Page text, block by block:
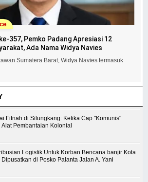
357, Pemko Padang Apresiasi 12
Ada Nama Widya Navies
Sumatera Barat, Widya Navies termasuk
Fitnah di Silungkang: Ketika Cap "Komunis"
Alat Pembantaian Kolonial
Logistik Untuk Korban Bencana banjir Kota
Dipusatkan di Posko Palanta Jalan A. Yani